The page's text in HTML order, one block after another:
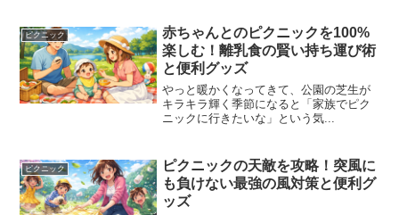
ピクニック
赤ちゃんとのピクニックを100%
楽しむ！離乳食の賢い持ち運び術
と便利グッズ
やっと暖かくなってきて、公園の芝生が
キラキラ輝く季節になると「家族でピク
ニックに行きたいな」という気...
ピクニック
ピクニックの天敵を攻略！突風に
も負けない最強の風対策と便利グ
ッズ